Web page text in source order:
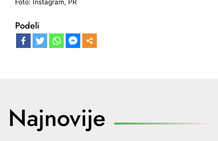
Foto: Instagram, PR
Podeli
Najnovije